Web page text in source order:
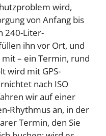
wird,
von Anfang bis
240-Liter-
ihn vor Ort, und
– ein Termin, rund
wird mit GPS-
nach ISO
wir auf einer
Rhythmus an, in der
Termin, den Sie